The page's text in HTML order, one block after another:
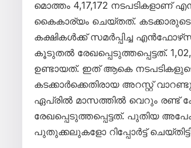
മൊത്തം 4,17,172 നടപടികളാണ്
കൈകാര്യം ചെയ്തത്. കടക്കാരുടെ
കക്ഷികൾക്ക് സമർപ്പിച്ച
കൂടുതൽ രേഖപ്പെടുത്തപ്പെട്ടത്.
ഉണ്ടായത്. ഇത് ആകെ
കടക്കാർക്കെതിരായ അറസ്റ്റ്
ഏപ്രിൽ മാസത്തിൽ വെറും രണ്ട്
രേഖപ്പെടുത്തപ്പെട്ടത്. പുതിയ
പുതുക്കലുകളോ റിപ്പോർട്ട്